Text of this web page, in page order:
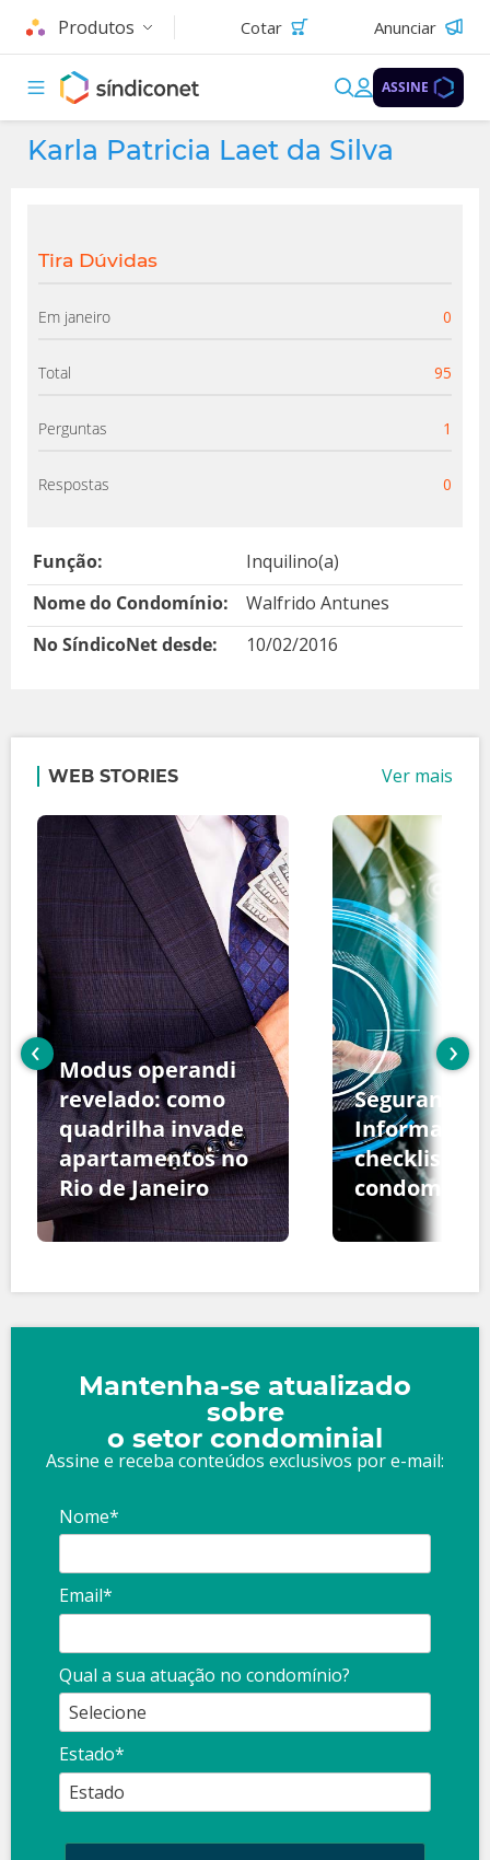
Produtos Cotar Anunciar
ASSINE
Karla Patricia Laet da Silva
Tira Dúvidas
Em janeiro 0
Total 95
Perguntas 1
Respostas 0
Função:
Inquilino(a)
Nome do Condomínio:
Walfrido Antunes
No SíndicoNet desde:
10/02/2016
WEB STORIES Ver mais
Modus operandi
revelado: como
quadrilha invade
apartamentos no
Rio de Janeiro
Segurança
Informação:
checklist
‹ ›
Mantenha-se atualizado
sobre
o setor condominial
Assine e receba conteúdos exclusivos por e-mail:
Nome*
Email*
Qual a sua atuação no condomínio?
Estado*